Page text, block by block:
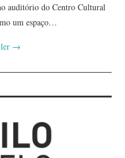
auditório do Centro Cultural
um espaço…
→